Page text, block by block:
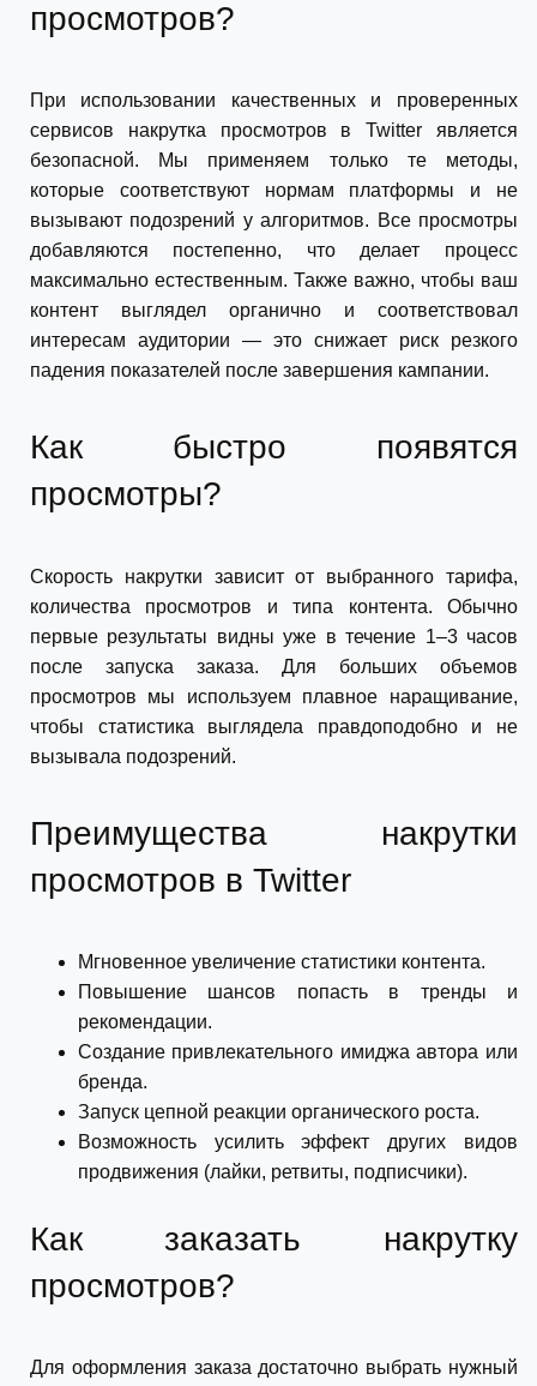
просмотров?
При использовании качественных и проверенных
сервисов накрутка просмотров в Twitter является
безопасной. Мы применяем только те методы,
которые соответствуют нормам платформы и не
вызывают подозрений у алгоритмов. Все просмотры
добавляются постепенно, что делает процесс
максимально естественным. Также важно, чтобы ваш
контент выглядел органично и соответствовал
интересам аудитории — это снижает риск резкого
падения показателей после завершения кампании.
Как быстро появятся
просмотры?
Скорость накрутки зависит от выбранного тарифа,
количества просмотров и типа контента. Обычно
первые результаты видны уже в течение 1–3 часов
после запуска заказа. Для больших объемов
просмотров мы используем плавное наращивание,
чтобы статистика выглядела правдоподобно и не
вызывала подозрений.
Преимущества накрутки
просмотров в Twitter
Мгновенное увеличение статистики контента.
Повышение шансов попасть в тренды и
рекомендации.
Создание привлекательного имиджа автора или
бренда.
Запуск цепной реакции органического роста.
Возможность усилить эффект других видов
продвижения (лайки, ретвиты, подписчики).
Как заказать накрутку
просмотров?
Для оформления заказа достаточно выбрать нужный